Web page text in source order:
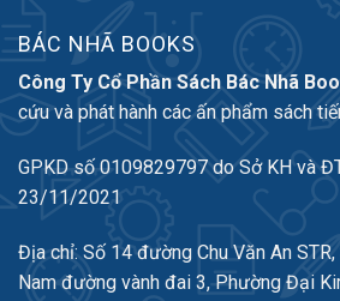
BÁC NHÃ BOOKS
Công Ty Cổ Phần Sách Bác Nhã
cứu và phát hành các ấn phẩm sách
GPKD số 0109829797 do Sở KH và
23/11/2021
Địa chỉ: Số 14 đường Chu Văn An
Nam đường vành đai 3, Phường Đại